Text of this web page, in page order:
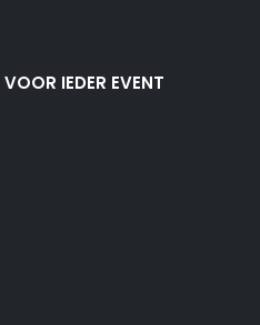
IEDER EVENT